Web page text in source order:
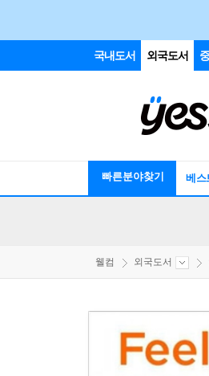
국내도서 외국도서
빠른분야찾기 베스
웰컴 외국도서